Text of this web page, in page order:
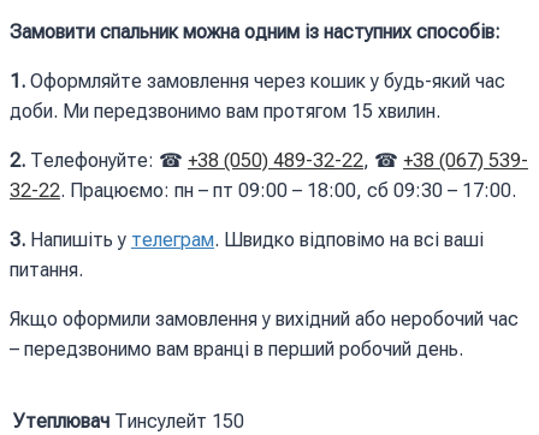
Замовити спальник можна одним із наступних способів:
1. Оформляйте замовлення через кошик у будь-який час
доби. Ми передзвонимо вам протягом 15 хвилин.
2. Телефонуйте: ☎ +38 (050) 489-32-22, ☎ +38 (067) 539-
32-22. Працюємо: пн – пт 09:00 – 18:00, сб 09:30 – 17:00.
3. Напишіть у телеграм. Швидко відповімо на всі ваші
питання.
Якщо оформили замовлення у вихідний або неробочий час
– передзвонимо вам вранці в перший робочий день.
Утеплювач Тинсулейт 150